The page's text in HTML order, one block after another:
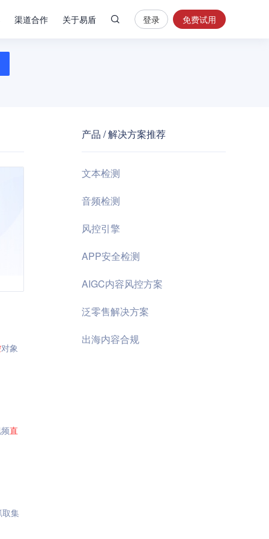
渠道合作 关于易盾
安
全
控
登录 免费试用
对象
直
取集
产品 / 解决方案推荐
文本检测
音频检测
风控引擎
APP安全检测
AIGC内容风控方案
泛零售解决方案
出海内容合规